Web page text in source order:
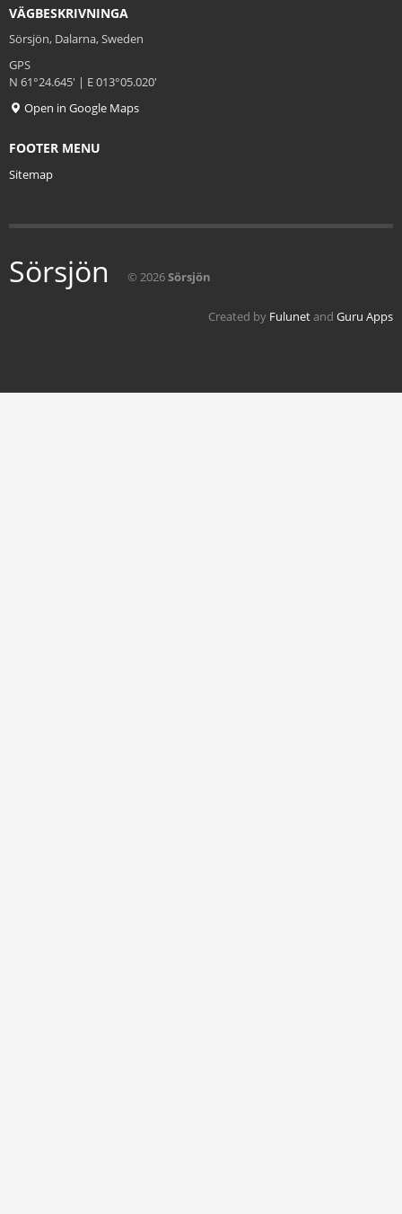
VÄGBESKRIVNINGA
Sörsjön, Dalarna, Sweden
GPS
N 61°24.645' | E 013°05.020'
Open in Google Maps
FOOTER MENU
Sitemap
Sörsjön © 2026Sörsjön
Created by Fulunetand Guru Apps